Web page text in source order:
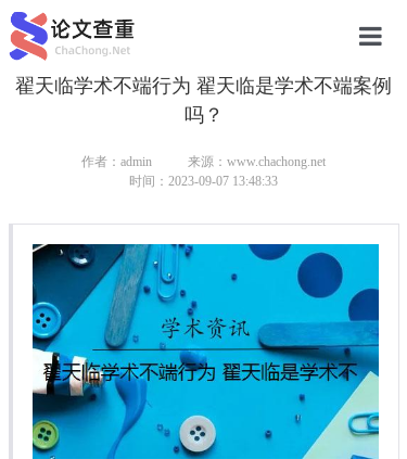
网站首页
本科论文
研究生论
硕士论文
博士论文
翟天临学术不端行为 翟天临是学术不端案例
吗？
作者：admin
来源：www.chachong.net
时间：2023-09-07 13:48:33